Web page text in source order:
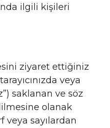
ilgili kişileri
ziyaret ettiğiniz
veya
saklanan ve söz
olanak
sayılardan